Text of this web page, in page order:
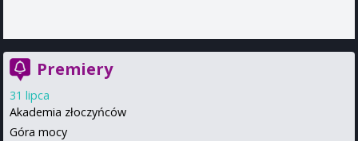
Premiery
31 lipca
Akademia złoczyńców
Góra mocy